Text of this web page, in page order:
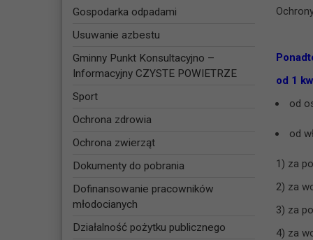
Gospodarka odpadami
Usuwanie azbestu
Gminny Punkt Konsultacyjno –
Informacyjny CZYSTE POWIETRZE
Sport
Ochrona zdrowia
Ochrona zwierząt
Dokumenty do pobrania
Dofinansowanie pracowników
młodocianych
Działalność pożytku publicznego
od 1
od
od
1) za
2) za
3) za
4) za